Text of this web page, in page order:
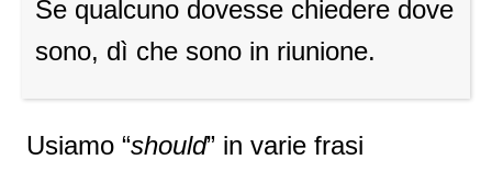
Se qualcuno dovesse chiedere dove
sono, dì che sono in riunione.
Usiamo “should” in varie frasi